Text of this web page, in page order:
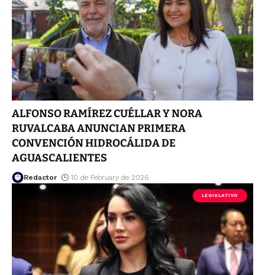
ALFONSO RAMÍREZ CUÉLLAR Y NORA
RUVALCABA ANUNCIAN PRIMERA
CONVENCIÓN HIDROCÁLIDA DE
AGUASCALIENTES
Redactor 10 de February de 2026
LEGISLATIVO